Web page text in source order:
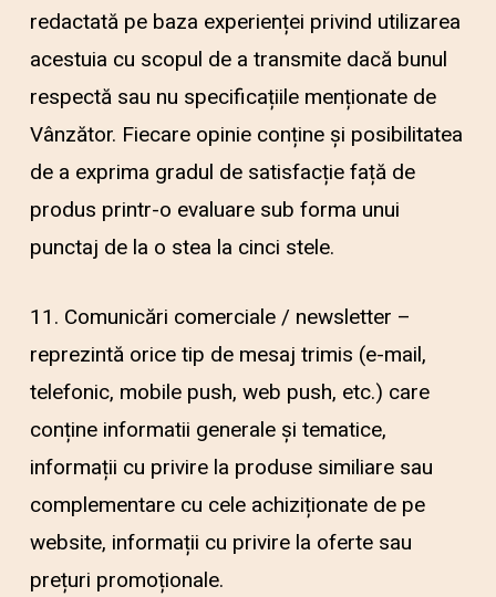
redactată pe baza experienței privind utilizarea
acestuia cu scopul de a transmite dacă bunul
respectă sau nu specificațiile menționate de
Vânzător. Fiecare opinie conține și posibilitatea
de a exprima gradul de satisfacție față de
produs printr-o evaluare sub forma unui
punctaj de la o stea la cinci stele.
11. Comunicări comerciale / newsletter –
reprezintă orice tip de mesaj trimis (e-mail,
telefonic, mobile push, web push, etc.) care
conține informatii generale și tematice,
informații cu privire la produse similiare sau
complementare cu cele achiziționate de pe
website, informații cu privire la oferte sau
prețuri promoționale.